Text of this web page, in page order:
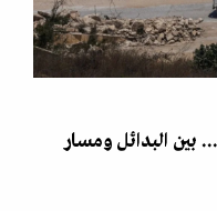
بين البدائل ومسار